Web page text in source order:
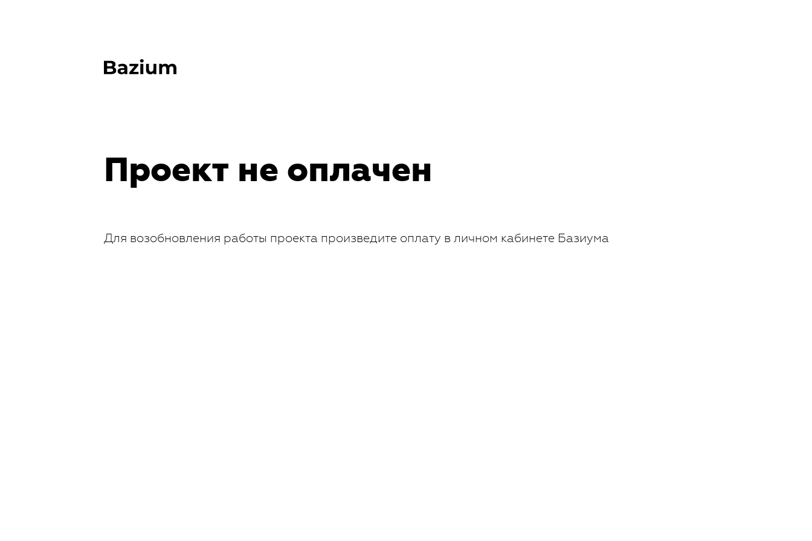
Проект не оплачен
Для возобновления работы проекта произведите оплату в личном кабинете Базиума